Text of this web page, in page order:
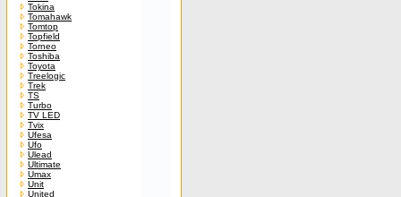
Tokina
Tomahawk
Tomtop
Topfield
Torneo
Toshiba
Toyota
Treelogic
Trek
TS
Turbo
TV LED
Tvix
Ufesa
Ufo
Ulead
Ultimate
Umax
Unit
United